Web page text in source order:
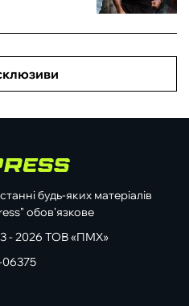
будь-яких матеріалів
обов'язкове
- 2026 ТОВ «ПМХ»
06375